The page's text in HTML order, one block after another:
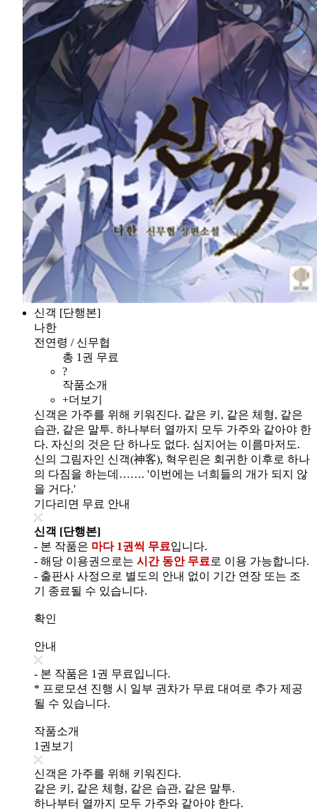
신객 [단행본]
나한
전연령 / 신무협
총 1권 무료
?
작품소개
+더보기
신객은 가주를 위해 키워진다. 같은 키, 같은 체형, 같은
습관, 같은 말투. 하나부터 열까지 모두 가주와 같아야 한
다. 자신의 것은 단 하나도 없다. 심지어는 이름마저도.
신의 그림자인 신객(神客), 혁우린은 회귀한 이후로 하나
의 다짐을 하는데……. '이번에는 너희들의 개가 되지 않
을 거다.'
기다리면 무료 안내
신객 [단행본]
- 본 작품은 마다 1권씩 무료입니다.
- 해당 이용권으로는 시간 동안 무료 로 이용 가능합니다.
- 출판사 사정으로 별도의 안내 없이 기간 연장 또는 조
기 종료될 수 있습니다.
확인
안내
- 본 작품은 1권 무료입니다.
* 프로모션 진행 시 일부 권차가 무료 대여로 추가 제공
될 수 있습니다.
작품소개
1권보기
신객은 가주를 위해 키워진다.
같은 키, 같은 체형, 같은 습관, 같은 말투.
하나부터 열까지 모두 가주와 같아야 한다.